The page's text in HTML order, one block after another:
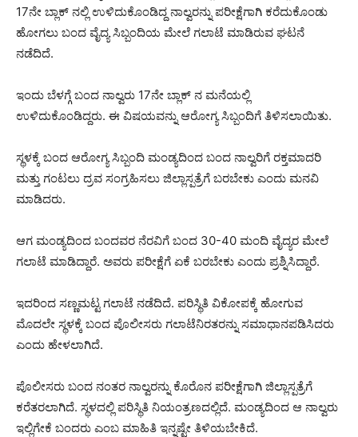
17ನೇ ಬ್ಲಾಕ್ ನಲ್ಲಿ ಉಳಿದುಕೊಂಡಿದ್ದ ನಾಲ್ವರನ್ನು ಪರೀಕ್ಷೆಗಾಗಿ ಕರೆದುಕೊಂಡು
ಹೋಗಲು ಬಂದ ವೈದ್ಯ ಸಿಬ್ಬಂದಿಯ ಮೇಲೆ ಗಲಾಟೆ ಮಾಡಿರುವ ಘಟನೆ
ನಡೆದಿದೆ.
ಇಂದು ಬೆಳಗ್ಗೆ ಬಂದ ನಾಲ್ವರು 17ನೇ ಬ್ಲಾಕ್ ನ ಮನೆಯಲ್ಲಿ
ಉಳಿದುಕೊಂಡಿದ್ದರು. ಈ ವಿಷಯವನ್ನು ಆರೋಗ್ಯ ಸಿಬ್ಬಂದಿಗೆ ತಿಳಿಸಲಾಯಿತು.
ಸ್ಥಳಕ್ಕೆ ಬಂದ ಆರೋಗ್ಯ ಸಿಬ್ಬಂದಿ ಮಂಡ್ಯದಿಂದ ಬಂದ ನಾಲ್ವರಿಗೆ ರಕ್ತಮಾದರಿ
ಮತ್ತು ಗಂಟಲು ದ್ರವ ಸಂಗ್ರಹಿಸಲು ಜಿಲ್ಲಾಸ್ಪತ್ರೆಗೆ ಬರಬೇಕು ಎಂದು ಮನವಿ
ಮಾಡಿದರು.
ಆಗ ಮಂಡ್ಯದಿಂದ ಬಂದವರ ನೆರವಿಗೆ ಬಂದ 30-40 ಮಂದಿ ವೈದ್ಯರ ಮೇಲೆ
ಗಲಾಟೆ ಮಾಡಿದ್ದಾರೆ. ಅವರು ಪರೀಕ್ಷೆಗೆ ಏಕೆ ಬರಬೇಕು ಎಂದು ಪ್ರಶ್ನಿಸಿದ್ದಾರೆ.
ಇದರಿಂದ ಸಣ್ಣಮಟ್ಟ ಗಲಾಟೆ ನಡೆದಿದೆ. ಪರಿಸ್ಥಿತಿ ವಿಕೋಪಕ್ಕೆ ಹೋಗುವ
ಮೊದಲೇ ಸ್ಥಳಕ್ಕೆ ಬಂದ ಪೊಲೀಸರು ಗಲಾಟೆನಿರತರನ್ನು ಸಮಾಧಾನಪಡಿಸಿದರು
ಎಂದು ಹೇಳಲಾಗಿದೆ.
ಪೊಲೀಸರು ಬಂದ ನಂತರ ನಾಲ್ವರನ್ನು ಕೊರೊನ ಪರೀಕ್ಷೆಗಾಗಿ ಜಿಲ್ಲಾಸ್ಪತ್ರೆಗೆ
ಕರೆತರಲಾಗಿದೆ. ಸ್ಥಳದಲ್ಲಿ ಪರಿಸ್ಥಿತಿ ನಿಯಂತ್ರಣದಲ್ಲಿದೆ. ಮಂಡ್ಯದಿಂದ ಆ ನಾಲ್ವರು
ಇಲ್ಲಿಗೇಕೆ ಬಂದರು ಎಂಬ ಮಾಹಿತಿ ಇನ್ನಷ್ಟೇ ತಿಳಿಯಬೇಕಿದೆ.